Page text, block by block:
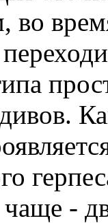
во
-